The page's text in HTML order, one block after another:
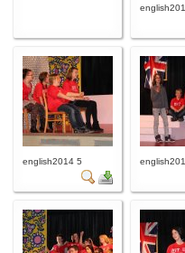
english2014 5